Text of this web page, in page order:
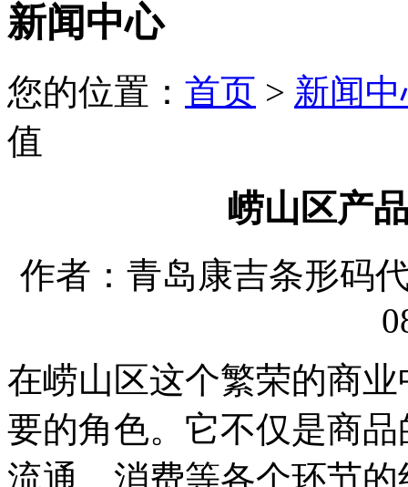
新闻中心
您的位置： 首页 > 新闻
值
崂山区产
作者：青岛康吉条形码
在崂山区这个繁荣的商
要的角色。它不仅是商
流通、消费等各个环节